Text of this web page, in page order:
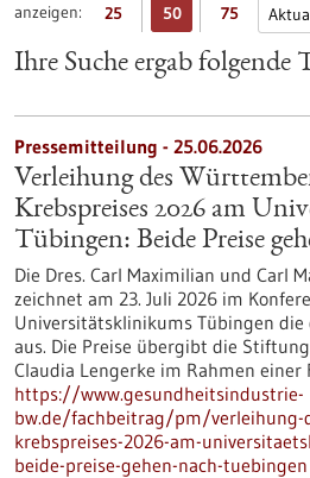
anzeigen: 25 50 75
Ihre Suche ergab folgende
Pressemitteilung - 25.06.2026
Verleihung des
Krebspreises 2026 am
Tübingen: Beide Preise
Die Dres. Carl Maximilian und Carl
zeichnet am 23. Juli 2026 im
Universitätsklinikums Tübingen
aus. Die Preise übergibt die
Claudia Lengerke im Rahmen einer
https://www.gesundheitsindustrie-
bw.de/fachbeitrag/pm/verleihung-
krebspreises-2026-am-
beide-preise-gehen-nach-tuebingen